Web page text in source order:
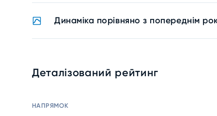
Динаміка порівняно з попереднім
Деталізований рейтинг
НАПРЯМОК